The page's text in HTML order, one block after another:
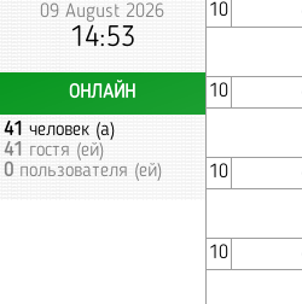
09 August 2026
14:53
ОНЛАЙН
41 человек (а)
41 гостя (ей)
0 пользователя (ей)
10
10
10
10